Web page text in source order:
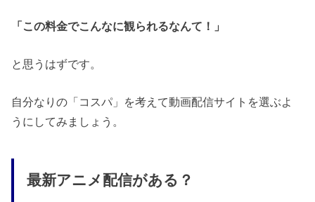
「この料金でこんなに観られるなんて！」
と思うはずです。
自分なりの「コスパ」を考えて動画配信サイトを選ぶよ
うにしてみましょう。
最新アニメ配信がある？